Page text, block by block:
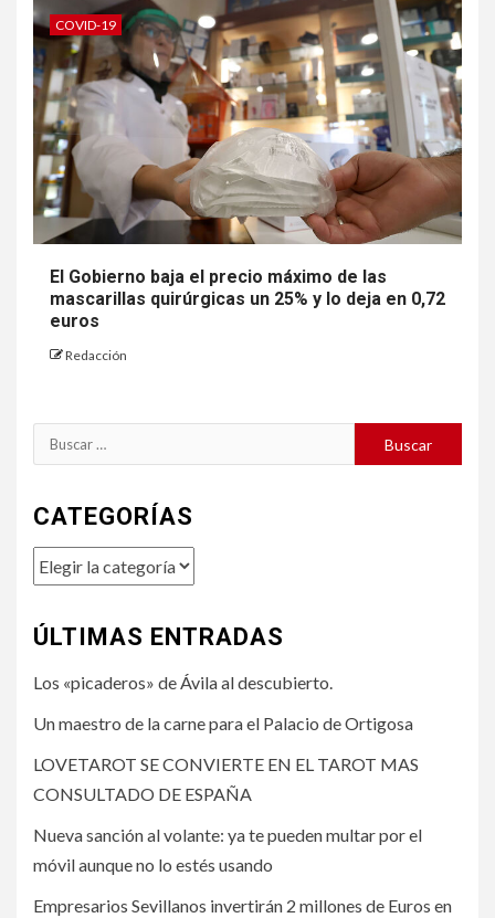
COVID-19
El Gobierno baja el precio máximo de las
mascarillas quirúrgicas un 25% y lo deja en 0,72
euros
Redacción
Buscar:
CATEGORÍAS
Categorías
ÚLTIMAS ENTRADAS
Los «picaderos» de Ávila al descubierto.
Un maestro de la carne para el Palacio de Ortigosa
LOVETAROT SE CONVIERTE EN EL TAROT MAS
CONSULTADO DE ESPAÑA
Nueva sanción al volante: ya te pueden multar por el
móvil aunque no lo estés usando
Empresarios Sevillanos invertirán 2 millones de Euros en